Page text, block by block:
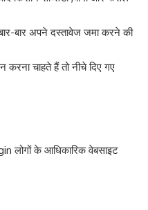
बार अपने दस्तावेज जमा करने की
चाहते हैं तो नीचे दिए गए
लोगों के आधिकारिक वेबसाइट